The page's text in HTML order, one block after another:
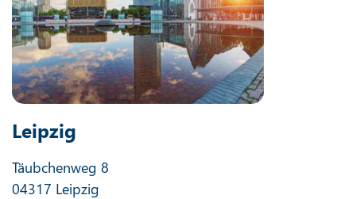
Leipzig
Täubchenweg 8
04317 Leipzig